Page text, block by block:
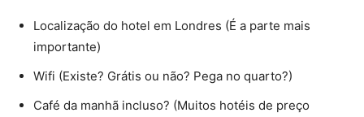
Localização do hotel em Londres (É a parte mais
importante)
Wifi (Existe? Grátis ou não? Pega no quarto?)
Café da manhã incluso? (Muitos hotéis de preço